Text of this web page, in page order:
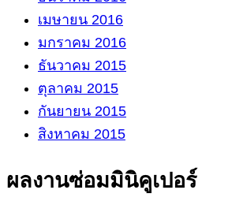
เมษายน 2016
มกราคม 2016
ธันวาคม 2015
ตุลาคม 2015
กันยายน 2015
สิงหาคม 2015
ผลงานซ่อมมินิคูเปอร์